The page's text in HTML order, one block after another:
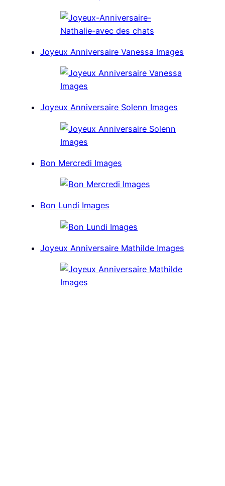
Joyeux Anniversaire Vanessa Images
Joyeux Anniversaire Solenn Images
Bon Mercredi Images
Bon Lundi Images
Joyeux Anniversaire Mathilde Images